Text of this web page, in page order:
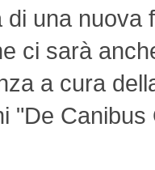
di una nuova
ci sarà
a cura
"De Canibus